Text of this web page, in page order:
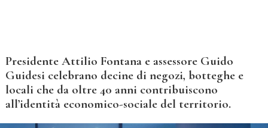
Presidente Attilio Fontana e assessore Guido
Guidesi celebrano decine di negozi, botteghe e
locali che da oltre 40 anni contribuiscono
all’identità economico-sociale del territorio.